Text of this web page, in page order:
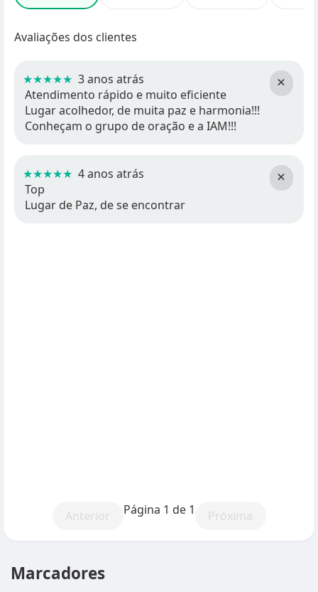
Avaliações dos clientes
×
★★★★★ 3 anos atrás
Atendimento rápido e muito eficiente
Lugar acolhedor, de muita paz e harmonia!!!
Conheçam o grupo de oração e a IAM!!!
×
★★★★★ 4 anos atrás
Top
Lugar de Paz, de se encontrar
Anterior Página 1 de 1 Próxima
Marcadores